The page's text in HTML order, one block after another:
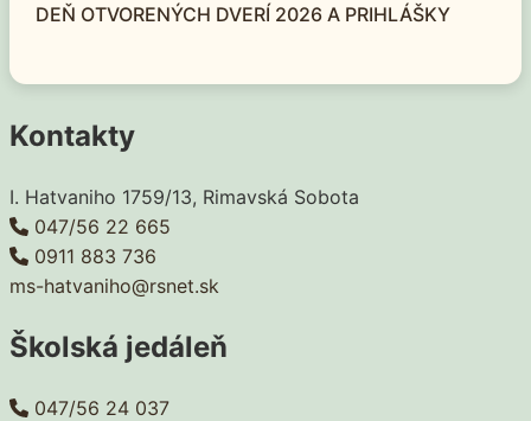
DEŇ OTVORENÝCH DVERÍ 2026 A PRIHLÁŠKY
Kontakty
I. Hatvaniho 1759/13, Rimavská Sobota
047/56 22 665
0911 883 736
ms-hatvaniho@rsnet.sk
Školská jedáleň
047/56 24 037